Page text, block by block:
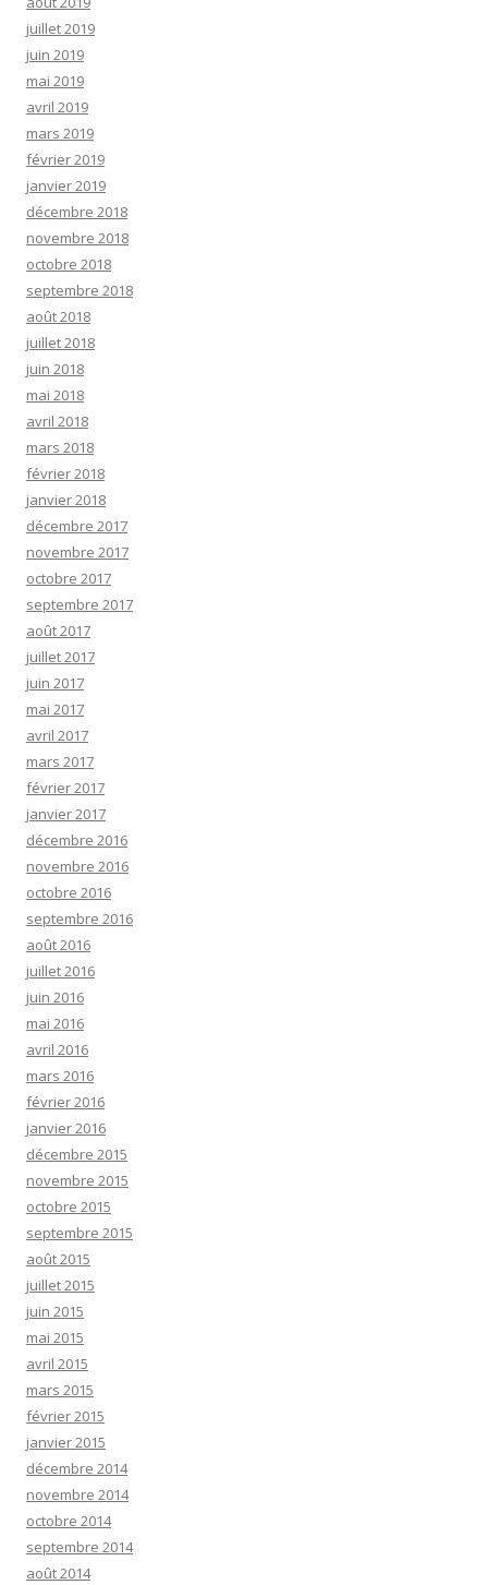
juillet 2019
juin 2019
mai 2019
avril 2019
mars 2019
février 2019
janvier 2019
décembre 2018
novembre 2018
octobre 2018
septembre 2018
août 2018
juillet 2018
juin 2018
mai 2018
avril 2018
mars 2018
février 2018
janvier 2018
décembre 2017
novembre 2017
octobre 2017
septembre 2017
août 2017
juillet 2017
juin 2017
mai 2017
avril 2017
mars 2017
février 2017
janvier 2017
décembre 2016
novembre 2016
octobre 2016
septembre 2016
août 2016
juillet 2016
juin 2016
mai 2016
avril 2016
mars 2016
février 2016
janvier 2016
décembre 2015
novembre 2015
octobre 2015
septembre 2015
août 2015
juillet 2015
juin 2015
mai 2015
avril 2015
mars 2015
février 2015
janvier 2015
décembre 2014
novembre 2014
octobre 2014
septembre 2014
août 2014